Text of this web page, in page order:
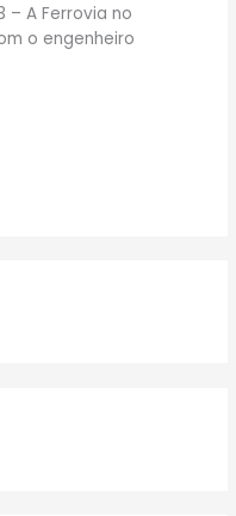
– A Ferrovia no
o engenheiro